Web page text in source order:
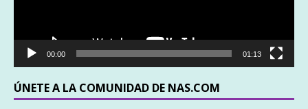
00:00 01:13
ÚNETE A LA COMUNIDAD DE NAS.COM